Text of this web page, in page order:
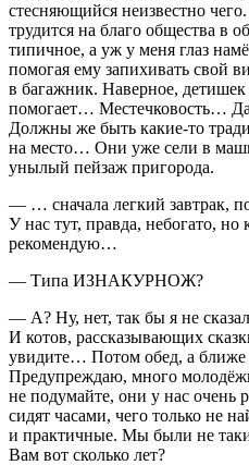
стесняющийся неизвестно
трудится на благо общества в
типичное, а уж у меня глаз
помогая ему запихивать свой
в багажник. Наверное, детишек
помогает… Местечковость… Да
Должны же быть какие-то
на место… Они уже сели в
унылый пейзаж пригорода.
— … сначала легкий завтрак,
У нас тут, правда, небогато, но
рекомендую…
— Типа ИЗНАКУРНОЖ?
— А? Ну, нет, так бы я не
И котов, рассказывающих
увидите… Потом обед, а ближе
Предупреждаю, много
не подумайте, они у нас очень
сидят часами, чего только не
и практичные. Мы были не
Вам вот сколько лет?